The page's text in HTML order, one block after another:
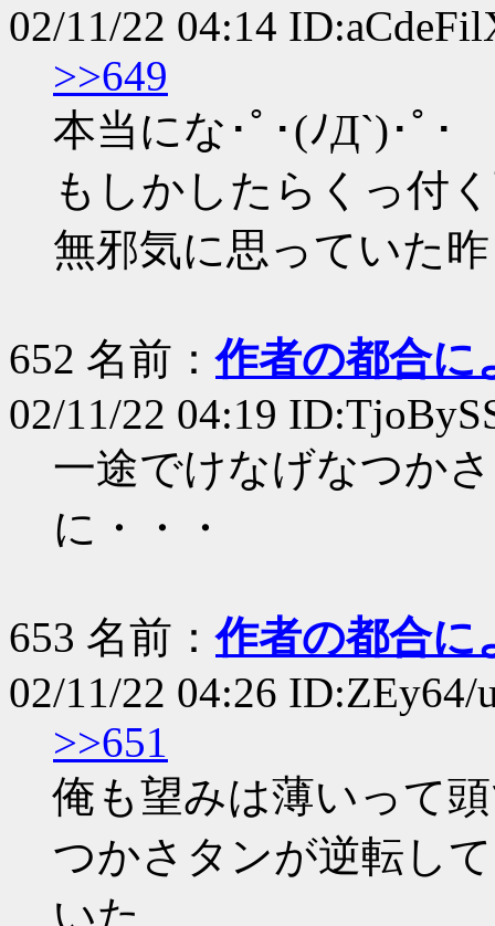
02/11/22 04:14
>>649
本当にな･ﾟ･(ﾉД`)･ﾟ･
もしかしたらくっ付
無邪気に思っていた
652 名前：作者の都合に
02/11/22 04:19
一途でけなげなつか
に・・・
653 名前：作者の都合に
02/11/22 04:26 ID:ZEy64/
>>651
俺も望みは薄いって
つかさタンが逆転し
いた